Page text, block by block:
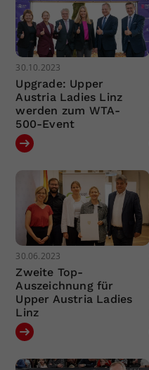
30.10.2023
Upgrade: Upper
Austria Ladies Linz
werden zum WTA-
500-Event
30.06.2023
Zweite Top-
Auszeichnung für
Upper Austria Ladies
Linz